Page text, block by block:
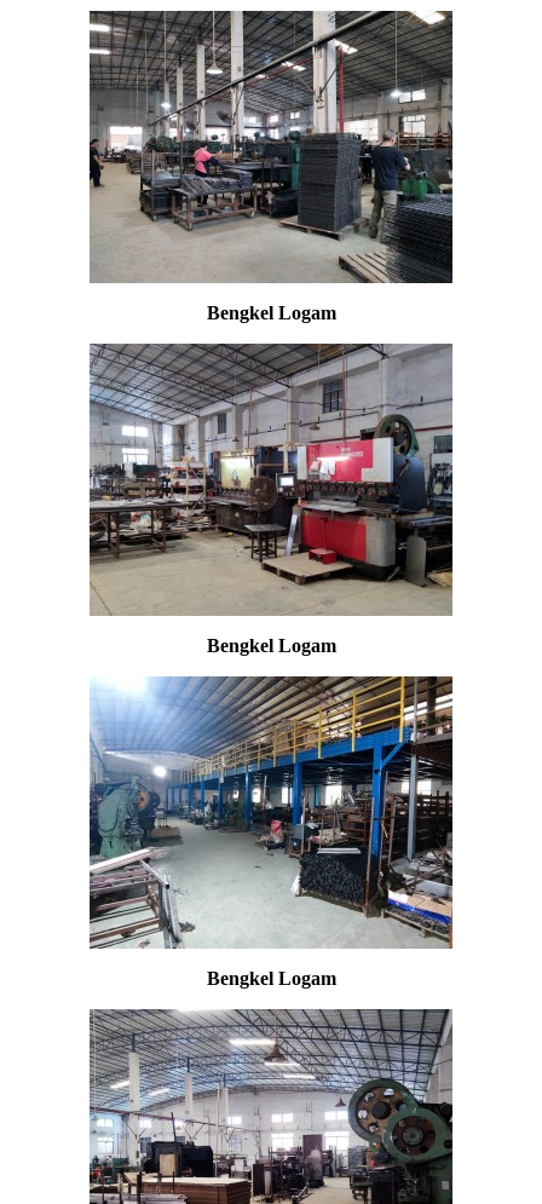
Bengkel Logam
Bengkel Logam
Bengkel Logam